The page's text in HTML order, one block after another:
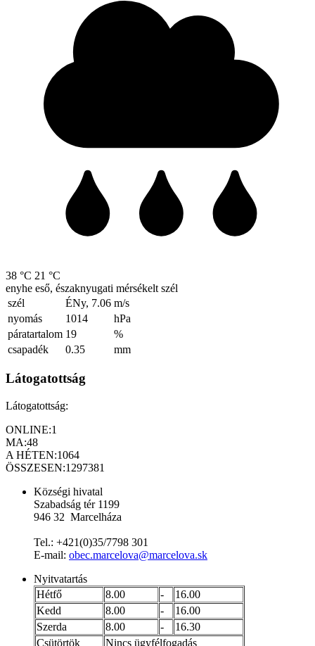
38 °C 21 °C
enyhe eső, északnyugati mérsékelt szél
szél
ÉNy, 7.06 m/s
nyomás
1014
hPa
páratartalom 19
%
csapadék
0.35 mm
Látogatottság
Látogatottság:
ONLINE:1
MA:48
A HÉTEN:1064
ÖSSZESEN:1297381
Községi hivatal
Szabadság tér 1199
946 32 Marcelháza
Tel.: +421(0)35/7798 301
E-mail: obec.marcelova@marcelova.sk
Nyitvatartás
Hétfő
8.00 -
16.00
Kedd
8.00 -
16.00
Szerda
8.00 -
16.30
Csütörtök
Nincs ügyfélfogadás